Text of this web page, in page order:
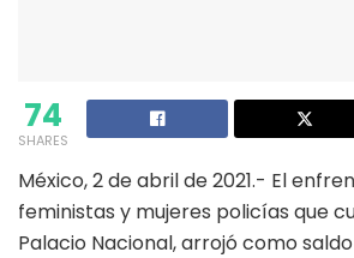
74
SHARES
México, 2 de abril de 2021.- El
feministas y mujeres policías que
Palacio Nacional, arrojó como